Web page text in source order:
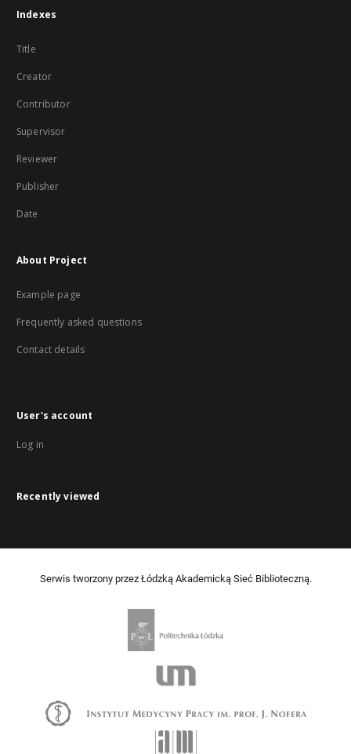
Indexes
Title
Creator
Contributor
Supervisor
Reviewer
Publisher
Date
About Project
Example page
Frequently asked questions
Contact details
User's account
Log in
Recently viewed
Serwis tworzony przez Łódzką Akademicką Sieć Biblioteczną.